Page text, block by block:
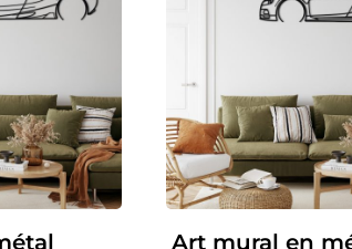
Art mural en